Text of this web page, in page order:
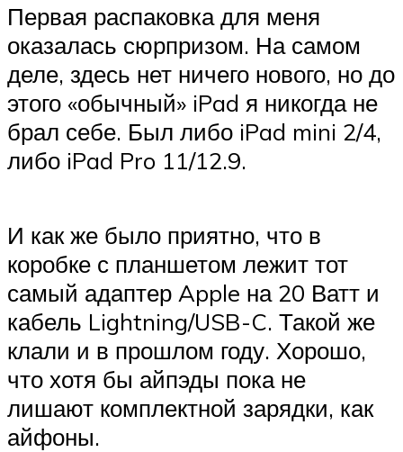
Первая распаковка для меня
оказалась сюрпризом. На самом
деле, здесь нет ничего нового, но до
этого «обычный» iPad я никогда не
брал себе. Был либо iPad mini 2/4,
либо iPad Pro 11/12.9.
И как же было приятно, что в
коробке с планшетом лежит тот
самый адаптер Apple на 20 Ватт и
кабель Lightning/USB-C. Такой же
клали и в прошлом году. Хорошо,
что хотя бы айпэды пока не
лишают комплектной зарядки, как
айфоны.